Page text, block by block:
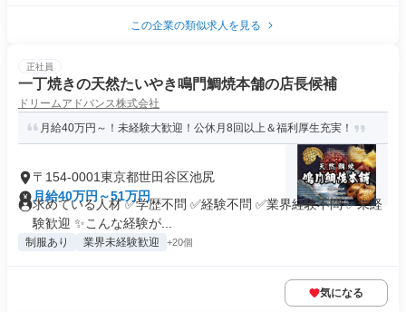
この企業の類似求人を見る
正社員
一丁焼きの天然たいやき鳴門鯛焼本舗の店長候補
ドリームアドバンス株式会社
月給40万円～！未経験大歓迎！公休月8回以上＆福利厚生充実！
〒154-0001東京都世田谷区池尻
月給40万円～51万円
求めている人材 ✅学歴不問 ✅経験不問 ✅業界経験不問 ✅未経
験歓迎 ✨こんな経験が...
制服あり 業界未経験歓迎 +20個
気になる